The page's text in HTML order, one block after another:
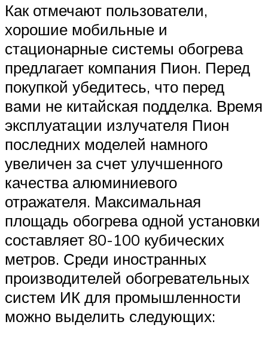
Как отмечают пользователи,
хорошие мобильные и
стационарные системы обогрева
предлагает компания Пион. Перед
покупкой убедитесь, что перед
вами не китайская подделка. Время
эксплуатации излучателя Пион
последних моделей намного
увеличен за счет улучшенного
качества алюминиевого
отражателя. Максимальная
площадь обогрева одной установки
составляет 80-100 кубических
метров. Среди иностранных
производителей обогревательных
систем ИК для промышленности
можно выделить следующих: